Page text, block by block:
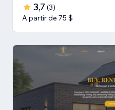
3,7 (3)
A partir de 75 $